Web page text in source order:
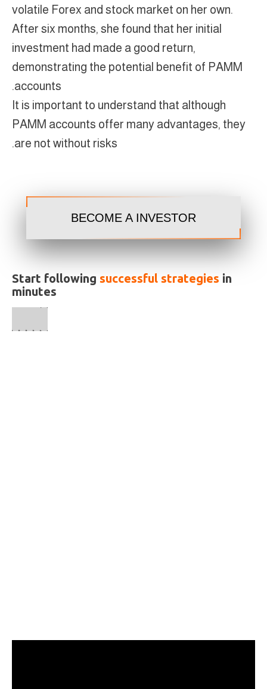
volatile Forex and stock market on her own.
After six months, she found that her initial
investment had made a good return,
demonstrating the potential benefit of PAMM
accounts.
It is important to understand that although
PAMM accounts offer many advantages, they
are not without risks.
BECOME A INVESTOR
Start following successful strategies in
minutes